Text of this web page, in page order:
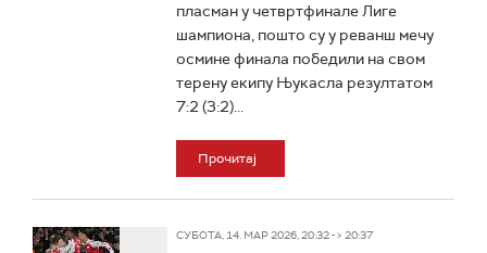
пласман у четвртфинале Лиге
шампиона, пошто су у реванш мечу
осмине финала победили на свом
терену екипу Њукасла резултатом
7:2 (3:2)...
Прочитај
СУБОТА, 14. МАР 2026, 20:32 -> 20:37